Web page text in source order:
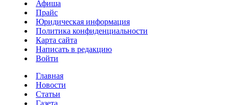
Афиша
Прайс
Юридическая информация
Политика конфиденциальности
Карта сайта
Написать в редакцию
Войти
Главная
Новости
Статьи
Газета